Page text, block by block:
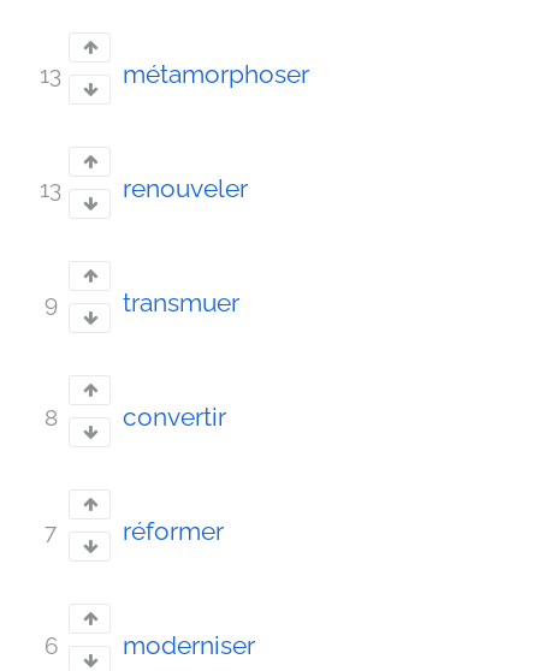
13 métamorphoser
13 renouveler
9 transmuer
8 convertir
7 réformer
6 moderniser